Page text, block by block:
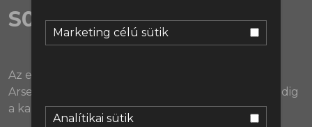
Marketing célú sütik
Analítikai sütik
S05EX01 | Átigazolások I.
Az első átigazolásokról szóló extra tanulsága: az
Arsenal betegesen gyűjti a védőket, a Chelsea pedig
a kapusokat.